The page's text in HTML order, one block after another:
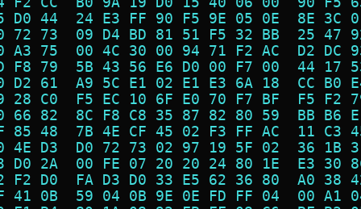
D0 44  24 E3 FF 90 F5 9E 05 0E  8E
72 73  09 D4 BD 81 51 F5 32 BB  25
A3 75  00 4C 30 00 94 71 F2 AC  D2
F8 79  5B 43 56 E6 D0 00 F7 00  44
D2 61  A9 5C E1 02 E1 E3 6A 18  CC
28 C0  F5 EC 10 6F E0 70 F7 BF  F5
66 82  8C F8 C8 35 87 82 80 59  BB
85 48  7B 4E CF 45 02 F3 FF AC  11
4E D3  D0 72 73 02 97 19 5F 02  36
D0 2A  00 FE 07 20 20 24 80 1E  E3
F2 D0  FA D3 D0 33 E5 62 36 80  A0
41 0B  59 04 0B 9E 0E FD FF 04  00